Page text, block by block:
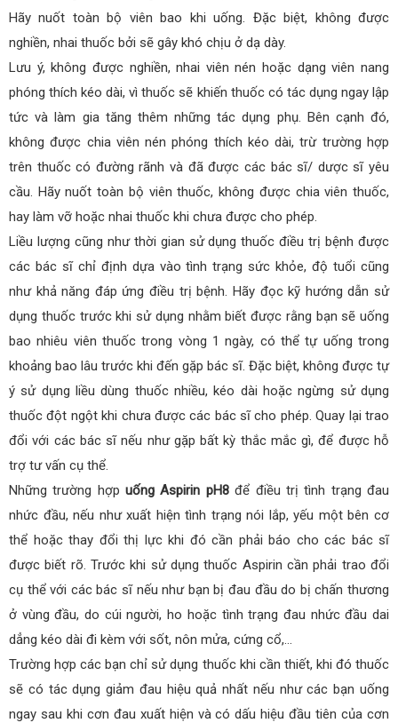
Hãy nuốt toàn bộ viên bao khi uống. Đặc biệt, không được
nghiền, nhai thuốc bởi sẽ gây khó chịu ở dạ dày.
Lưu ý, không được nghiền, nhai viên nén hoặc dạng viên nang
phóng thích kéo dài, vì thuốc sẽ khiến thuốc có tác dụng ngay lập
tức và làm gia tăng thêm những tác dụng phụ. Bên cạnh đó,
không được chia viên nén phóng thích kéo dài, trừ trường hợp
trên thuốc có đường rãnh và đã được các bác sĩ/ dược sĩ yêu
cầu. Hãy nuốt toàn bộ viên thuốc, không được chia viên thuốc,
hay làm vỡ hoặc nhai thuốc khi chưa được cho phép.
Liều lượng cũng như thời gian sử dụng thuốc điều trị bệnh được
các bác sĩ chỉ định dựa vào tình trạng sức khỏe, độ tuổi cũng
như khả năng đáp ứng điều trị bệnh. Hãy đọc kỹ hướng dẫn sử
dụng thuốc trước khi sử dụng nhằm biết được rằng bạn sẽ uống
bao nhiêu viên thuốc trong vòng 1 ngày, có thể tự uống trong
khoảng bao lâu trước khi đến gặp bác sĩ. Đặc biệt, không được tự
ý sử dụng liều dùng thuốc nhiều, kéo dài hoặc ngừng sử dụng
thuốc đột ngột khi chưa được các bác sĩ cho phép. Quay lại trao
đổi với các bác sĩ nếu như gặp bất kỳ thắc mắc gì, để được hỗ
trợ tư vấn cụ thể.
Những trường hợpuống Aspirin pH8để điều trị tình trạng đau
nhức đầu, nếu như xuất hiện tình trạng nói lắp, yếu một bên cơ
thể hoặc thay đổi thị lực khi đó cần phải báo cho các bác sĩ
được biết rõ. Trước khi sử dụng thuốc Aspirin cần phải trao đổi
cụ thể với các bác sĩ nếu như bạn bị đau đầu do bị chấn thương
ở vùng đầu, do cúi người, ho hoặc tình trạng đau nhức đầu dai
dẳng kéo dài đi kèm với sốt, nôn mửa, cứng cổ,…
Trường hợp các bạn chỉ sử dụng thuốc khi cần thiết, khi đó thuốc
sẽ có tác dụng giảm đau hiệu quả nhất nếu như các bạn uống
ngay sau khi cơn đau xuất hiện và có dấu hiệu đầu tiên của cơn